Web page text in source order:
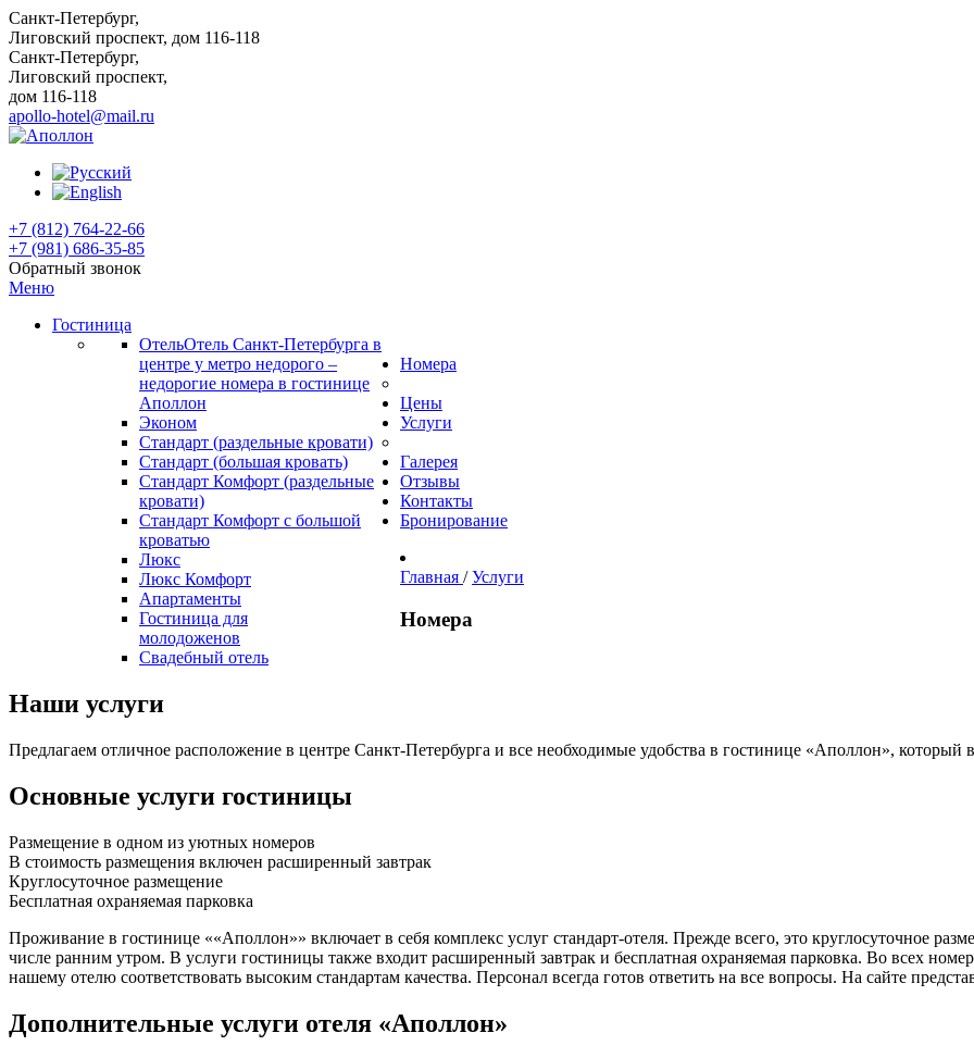
Санкт-Петербург,
Лиговский проспект, дом 116-118
Санкт-Петербург,
Лиговский проспект,
дом 116-118
apollo-hotel@mail.ru
+7 (812) 764-22-66
+7 (981) 686-35-85
Обратный звонок
Меню
Гостиница
ОтельОтель Санкт-Петербурга в
центре у метро недорого –
недорогие номера в гостинице
Аполлон
Номера
Эконом
Стандарт (раздельные кровати)
Стандарт (большая кровать)
Стандарт Комфорт (раздельные
кровати)
Стандарт Комфорт с большой
кроватью
Люкс
Люкс Комфорт
Апартаменты
Цены
Услуги
Гостиница для
молодоженов
Свадебный отель
Галерея
Отзывы
Контакты
Бронирование
Главная /Услуги
Наши услуги
Предлагаем отличное расположение в центре Санкт-Петербурга и все необходимые удобства в гостинице «Аполлон», который
Основные услуги гостиницы
Размещение в одном из уютных номеров
В стоимость размещения включен расширенный завтрак
Круглосуточное размещение
Бесплатная охраняемая парковка
Проживание в гостинице ««Аполлон»» включает в себя комплекс услуг стандарт-отеля. Прежде всего, это круглосуточное
числе ранним утром. В услуги гостиницы также входит расширенный завтрак и бесплатная охраняемая парковка. Во всех
нашему отелю соответствовать высоким стандартам качества. Персонал всегда готов ответить на все вопросы. На сайте
Дополнительные услуги отеля «Аполлон»
Номера